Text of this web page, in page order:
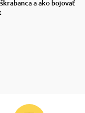
a ako bojovať